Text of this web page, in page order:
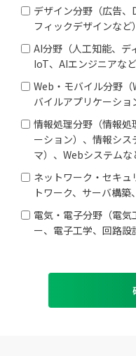
デザイン分野（広告
フィックデザインなど）
AI分野（人工知能、デ
IoT、AIエンジニアなど
Web・モバイル分野
バイルアプリケーショ
情報処理分野（情報処
ーション）、情報シス
マ）、Webシステムな
ネットワーク・セキ
トワーク、サーバ構築
電気・電子分野（電
ー、電子工学、回路設